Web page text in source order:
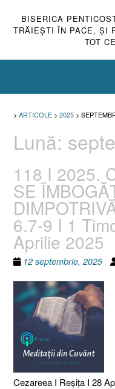
BISERICA
TRĂIEŞTI ÎN PACE, ŞI
TOT
> ARTICOLE > 2025 >
Lună:
118 I 2025.
SE
6.7-9 I 1
Aprilie 2025
12 septembrie, 2025
Cezareea I Reşiţa I 28